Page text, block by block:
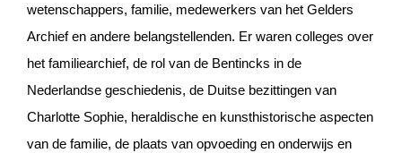
wetenschappers, familie, medewerkers van het Gelders
Archief en andere belangstellenden. Er waren colleges over
het familiearchief, de rol van de Bentincks in de
Nederlandse geschiedenis, de Duitse bezittingen van
Charlotte Sophie, heraldische en kunsthistorische aspecten
van de familie, de plaats van opvoeding en onderwijs en